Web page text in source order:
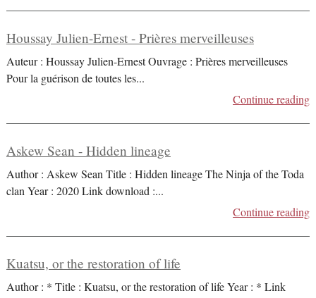
Houssay Julien-Ernest - Prières merveilleuses
Auteur : Houssay Julien-Ernest Ouvrage : Prières merveilleuses
Pour la guérison de toutes les...
Continue reading
Askew Sean - Hidden lineage
Author : Askew Sean Title : Hidden lineage The Ninja of the Toda
clan Year : 2020 Link download :...
Continue reading
Kuatsu, or the restoration of life
Author : * Title : Kuatsu, or the restoration of life Year : * Link